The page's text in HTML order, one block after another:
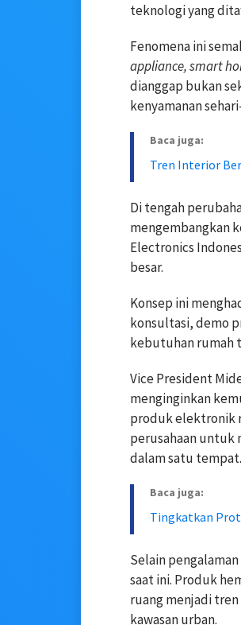
teknologi yang
Fenomena ini
appliance, smart
dianggap bukan
kenyamanan
Baca juga:
Tren Interior
Di tengah
mengembangkan
Electronics
besar.
Konsep ini
konsultasi, demo
kebutuhan rumah
Vice President
menginginkan
produk elektronik
perusahaan untuk
dalam satu tempat.
Baca juga:
Tingkatkan
Selain
saat ini. Produk
ruang menjadi
kawasan urban.